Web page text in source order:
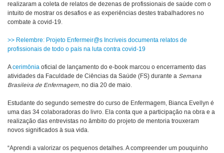
realizaram a coleta de relatos de dezenas de profissionais de saúde com o
intuito de mostrar os desafios e as experiências destes trabalhadores no
combate à covid-19.
>> Relembre: Projeto Enfermeir@s Incríveis documenta relatos de
profissionais de todo o país na luta contra covid-19
Acerimônia oficial de lançamento do e-book marcou o encerramento das
atividades da Faculdade de Ciências da Saúde (FS) durante a Semana
Brasileira de Enfermagem, no dia 20 de maio.
Estudante do segundo semestre do curso de Enfermagem, Bianca Evellyn é
uma das 34 colaboradoras do livro. Ela conta que a participação na obra e a
realização das entrevistas no âmbito do projeto de mentoria trouxeram
novos significados à sua vida.
“Aprendi a valorizar os pequenos detalhes. A compreender um pouquinho